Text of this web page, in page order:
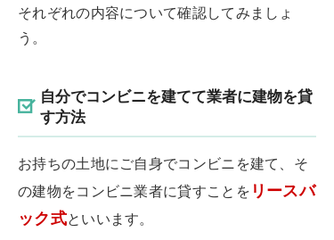
それぞれの内容について確認してみましょ
う。
自分でコンビニを建てて業者に建物を貸
す方法
お持ちの土地にご自身でコンビニを建て、そ
の建物をコンビニ業者に貸すことを リースバ
ック式といいます。